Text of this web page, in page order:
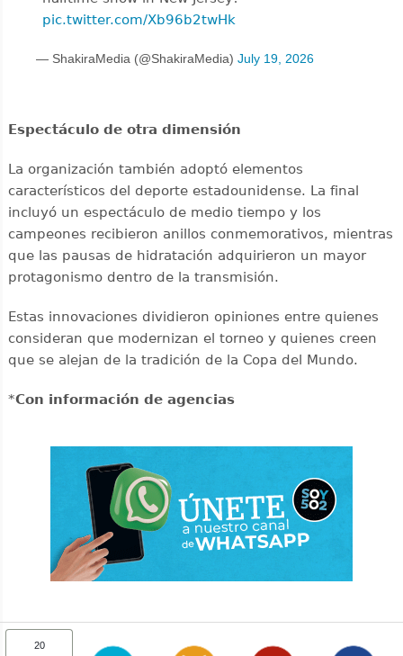
pic.twitter.com/Xb96b2twHk
— ShakiraMedia (@ShakiraMedia) July 19, 2026
Espectáculo de otra dimensión
La organización también adoptó elementos
característicos del deporte estadounidense. La final
incluyó un espectáculo de medio tiempo y los
campeones recibieron anillos conmemorativos, mientras
que las pausas de hidratación adquirieron un mayor
protagonismo dentro de la transmisión.
Estas innovaciones dividieron opiniones entre quienes
consideran que modernizan el torneo y quienes creen
que se alejan de la tradición de la Copa del Mundo.
*Con información de agencias
20